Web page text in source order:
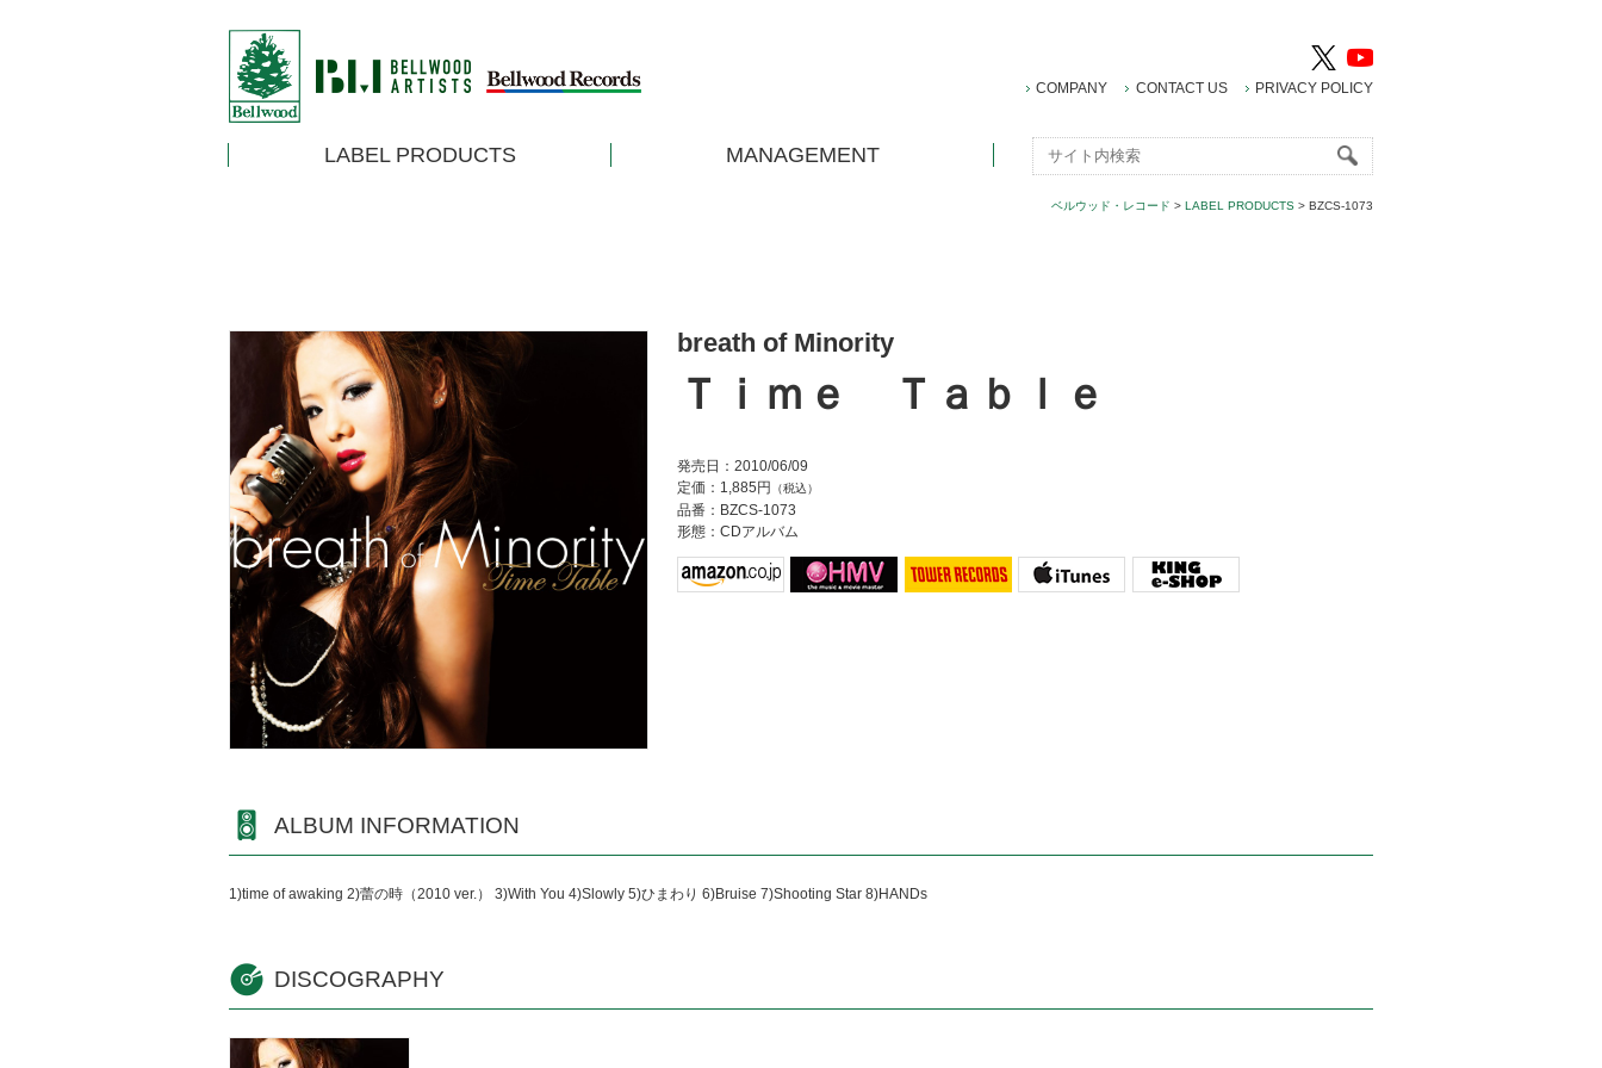
COMPANY CONTACT US PRIVACY POLICY
LABEL PRODUCTS MANAGEMENT
ベルウッド・レコード > LABEL PRODUCTS > BZCS-1073
breath of Minority
Ｔｉｍｅ Ｔａｂｌｅ
発売日：2010/06/09
定価：1,885円 （税込）
品番：BZCS-1073
形態：CDアルバム
ALBUM INFORMATION
1)time of awaking 2)蕾の時（2010 ver.） 3)With You 4)Slowly 5)ひまわり 6)Bruise 7)Shooting Star 8)HANDs
DISCOGRAPHY